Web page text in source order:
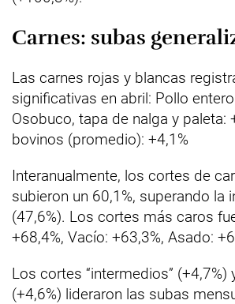
Carnes: subas
Las carnes rojas y blancas
significativas en abril: Pollo
Osobuco, tapa de nalga y paleta:
bovinos (promedio): +4,1%
Interanualmente, los cortes de
subieron un 60,1%, superando la
(47,6%). Los cortes más caros
+68,4%, Vacío: +63,3%, Asado:
Los cortes “intermedios” (+4,7%)
(+4,6%) lideraron las subas